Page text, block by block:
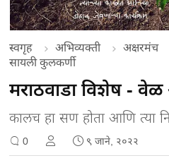
स्वगृह अभिव्यक्ती अक्षरमंच
सायली कुलकर्णी
मराठवाडा विशेष - वेळ
कालच हा सण होता आणि त्या
0 ९ जाने, २०२२